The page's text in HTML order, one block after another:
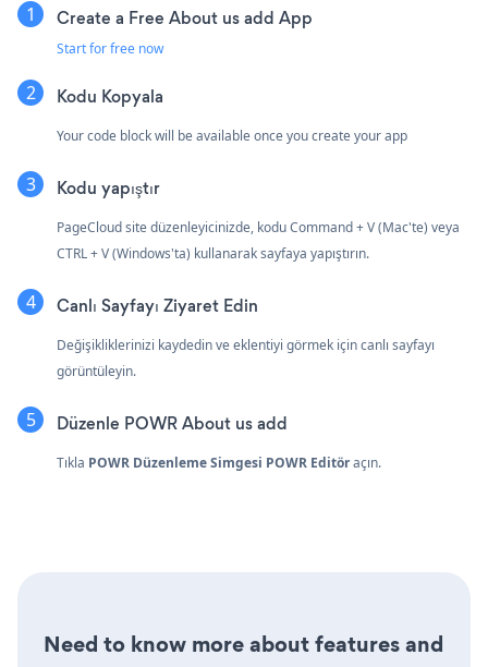
Create a Free About us add App
Start for free now
Kodu Kopyala
Your code block will be available once you create your app
Kodu yapıştır
PageCloud site düzenleyicinizde, kodu Command + V (Mac'te) veya
CTRL + V (Windows'ta) kullanarak sayfaya yapıştırın.
Canlı Sayfayı Ziyaret Edin
Değişikliklerinizi kaydedin ve eklentiyi görmek için canlı sayfayı
görüntüleyin.
Düzenle POWR About us add
Tıkla POWR Düzenleme Simgesi POWR Editöraçın.
Need to know more about features and